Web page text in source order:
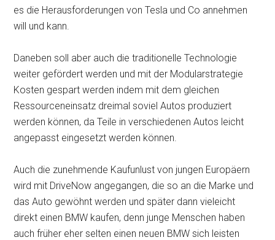
es die Herausforderungen von Tesla und Co annehmen
will und kann.
Daneben soll aber auch die traditionelle Technologie
weiter gefördert werden und mit der Modularstrategie
Kosten gespart werden indem mit dem gleichen
Ressourceneinsatz dreimal soviel Autos produziert
werden können, da Teile in verschiedenen Autos leicht
angepasst eingesetzt werden können.
Auch die zunehmende Kaufunlust von jungen Europäern
wird mit DriveNow angegangen, die so an die Marke und
das Auto gewöhnt werden und später dann vieleicht
direkt einen BMW kaufen, denn junge Menschen haben
auch früher eher selten einen neuen BMW sich leisten